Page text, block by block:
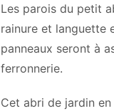
Les parois du petit
rainure et languette
panneaux seront à
ferronnerie.
Cet abri de jardin